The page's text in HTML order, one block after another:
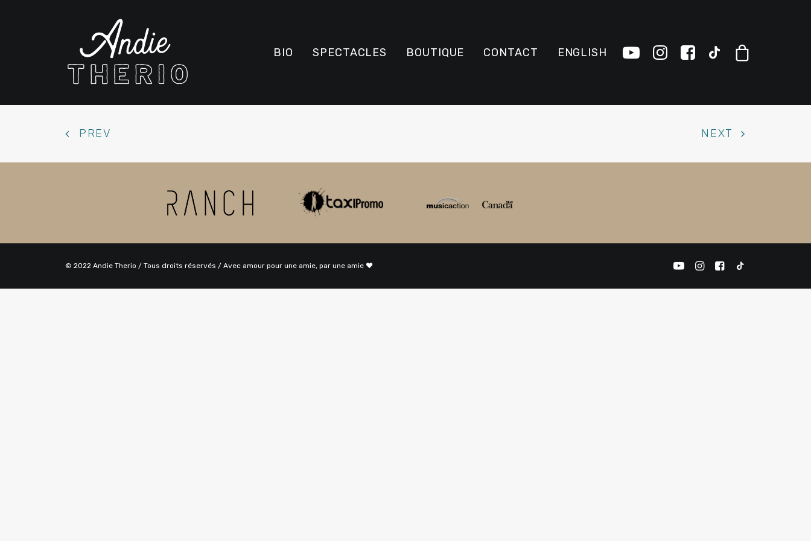
BIO SPECTACLES BOUTIQUE CONTACT ENGLISH
PREV NEXT
© 2022 Andie Therio / Tous droits réservés / Avec amour pour une amie, par une amie ♥